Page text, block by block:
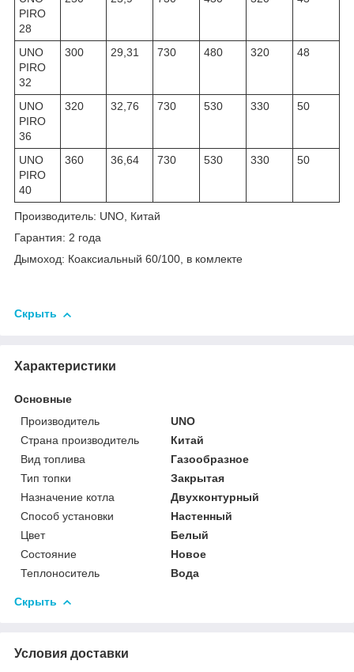
PIRO
28
UNO
PIRO
32
300 29,31 730 480 320 48
UNO
PIRO
36
320 32,76 730 530 330 50
UNO
PIRO
40
360 36,64 730 530 330 50
Производитель: UNO, Китай
Гарантия: 2 года
Дымоход: Коаксиальный 60/100, в комлекте
Скрыть
Характеристики
Основные
Производитель
UNO
Страна производитель
Китай
Вид топлива
Газообразное
Тип топки
Закрытая
Назначение котла
Двухконтурный
Способ установки
Настенный
Цвет
Белый
Состояние
Новое
Теплоноситель
Вода
Скрыть
Условия доставки